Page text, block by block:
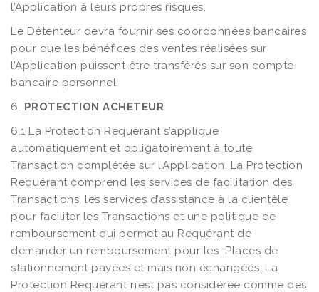
l’Application à leurs propres risques.
Le Détenteur devra fournir ses coordonnées bancaires
pour que les bénéfices des ventes réalisées sur
l’Application puissent être transférés sur son compte
bancaire personnel.
6. PROTECTION ACHETEUR
6.1 La Protection Requérant s’applique
automatiquement et obligatoirement à toute
Transaction complétée sur l’Application. La Protection
Requérant comprend les services de facilitation des
Transactions, les services d’assistance à la clientèle
pour faciliter les Transactions et une politique de
remboursement qui permet au Requérant de
demander un remboursement pour les Places de
stationnement payées et mais non échangées. La
Protection Requérant n’est pas considérée comme des